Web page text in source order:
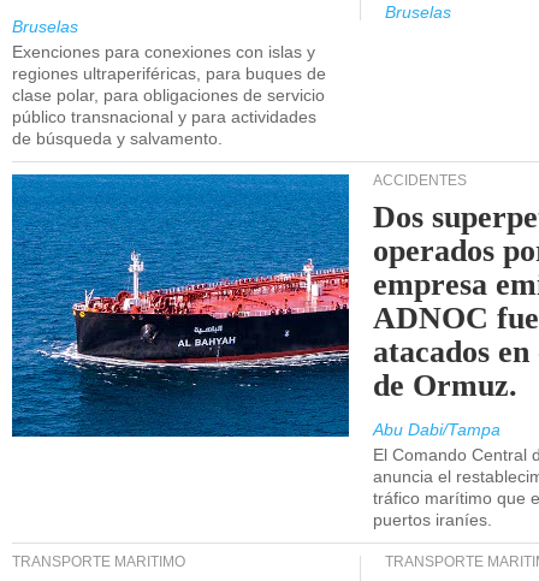
Bruselas
Exenciones para conexiones con islas y
regiones ultraperiféricas, para buques de
clase polar, para obligaciones de servicio
público transnacional y para actividades
de búsqueda y salvamento.
Bruselas
ACCIDENTES
Dos
operados
empresa
ADNOC
atacados
de Ormuz.
Abu Dabi/Tampa
El Comando Central
anuncia el
tráfico marítimo que
puertos iraníes.
TRANSPORTE MARÍTIMO TRANSPORTE